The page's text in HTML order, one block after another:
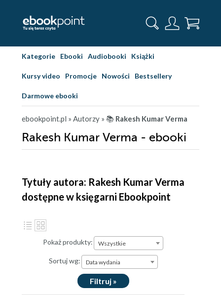
Kategorie Ebooki Audiobooki Książki
Kursy video Promocje Nowości Bestsellery
Darmowe ebooki
ebookpoint.pl » Autorzy » 📚 Rakesh Kumar Verma
Rakesh Kumar Verma - ebooki
Tytuły autora: Rakesh Kumar Verma
dostępne w księgarni Ebookpoint
Pokaż produkty: Wszystkie
Sortuj wg: Data wydania
Filtruj »